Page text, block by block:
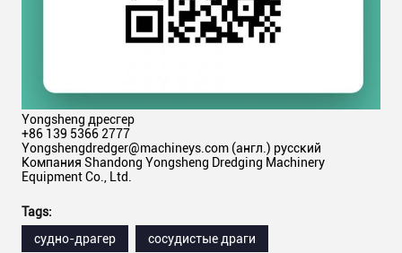
Yongsheng дресгер
+86 139 5366 2777
Yongshengdredger@machineys.com (англ.) русский
Компания Shandong Yongsheng Dredging Machinery
Equipment Co., Ltd.
Tags:
судно-драгер
сосудистые драги